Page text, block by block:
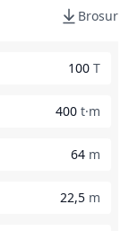
Brosur
100 T
400 t·m
64 m
22,5 m